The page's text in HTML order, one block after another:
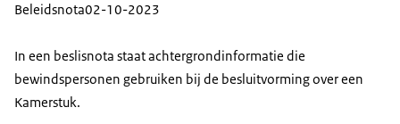
Beleidsnota02-10-2023
In een beslisnota staat achtergrondinformatie die
bewindspersonen gebruiken bij de besluitvorming over een
Kamerstuk.